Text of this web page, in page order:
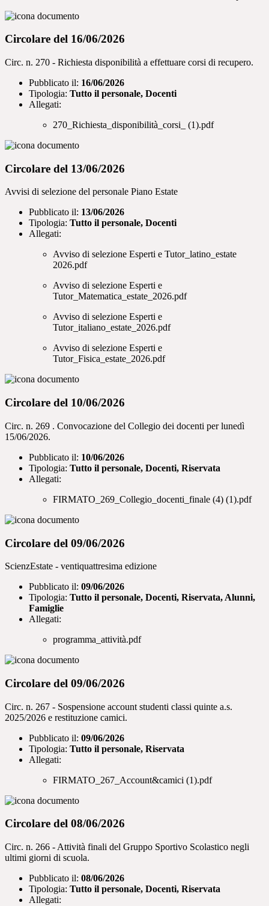
Circolare del 16/06/2026
Circ. n. 270 - Richiesta disponibilità a effettuare corsi di recupero.
Pubblicato il: 16/06/2026
Tipologia: Tutto il personale, Docenti
Allegati:
270_Richiesta_disponibilità_corsi_ (1).pdf
Circolare del 13/06/2026
Avvisi di selezione del personale Piano Estate
Pubblicato il: 13/06/2026
Tipologia: Tutto il personale, Docenti
Allegati:
Avviso di selezione Esperti e Tutor_latino_estate
2026.pdf
Avviso di selezione Esperti e
Tutor_Matematica_estate_2026.pdf
Avviso di selezione Esperti e
Tutor_italiano_estate_2026.pdf
Avviso di selezione Esperti e
Tutor_Fisica_estate_2026.pdf
Circolare del 10/06/2026
Circ. n. 269 . Convocazione del Collegio dei docenti per lunedì
15/06/2026.
Pubblicato il: 10/06/2026
Tipologia: Tutto il personale, Docenti, Riservata
Allegati:
FIRMATO_269_Collegio_docenti_finale (4) (1).pdf
Circolare del 09/06/2026
ScienzEstate - ventiquattresima edizione
Pubblicato il: 09/06/2026
Tipologia: Tutto il personale, Docenti, Riservata, Alunni,
Famiglie
Allegati:
programma_attività.pdf
Circolare del 09/06/2026
Circ. n. 267 - Sospensione account studenti classi quinte a.s.
2025/2026 e restituzione camici.
Pubblicato il: 09/06/2026
Tipologia: Tutto il personale, Riservata
Allegati:
FIRMATO_267_Account&camici (1).pdf
Circolare del 08/06/2026
Circ. n. 266 - Attività finali del Gruppo Sportivo Scolastico negli
ultimi giorni di scuola.
Pubblicato il: 08/06/2026
Tipologia: Tutto il personale, Docenti, Riservata
Allegati: